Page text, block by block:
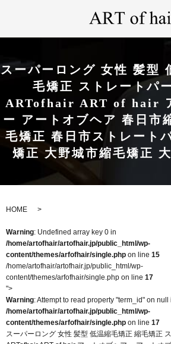
スーパーロング 女性 髪型
毛矯正 ストレートパ
ARTofhair ART of hair
ー アートオブヘア 春日市
毛矯正 春日市ストレート
矯正 大野城市縮毛矯正
HOME
Warning: Undefined array key 0 in
/home/artofhair/artofhair.jp/public_html/wp-
content/themes/arfofhair/single.php on line 15
/home/artofhair/artofhair.jp/public_html/wp-
content/themes/arfofhair/single.php on line 17
">
Warning: Attempt to read property "term_id" on null
/home/artofhair/artofhair.jp/public_html/wp-
content/themes/arfofhair/single.php on line 17
スーパーロング 女性 髪型 低温縮毛矯正 縮毛矯正